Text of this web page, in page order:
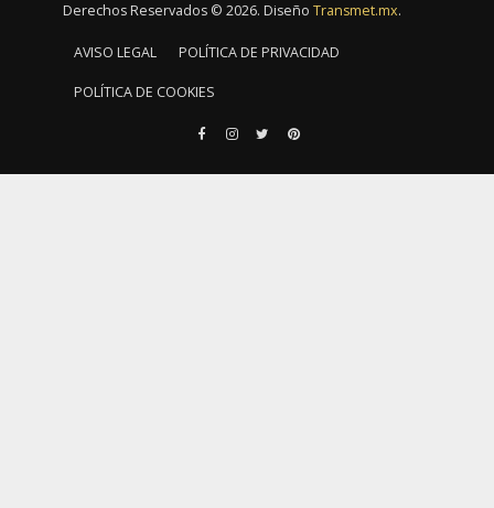
Derechos Reservados © 2026. Diseño Transmet.mx.
AVISO LEGAL POLÍTICA DE PRIVACIDAD
POLÍTICA DE COOKIES